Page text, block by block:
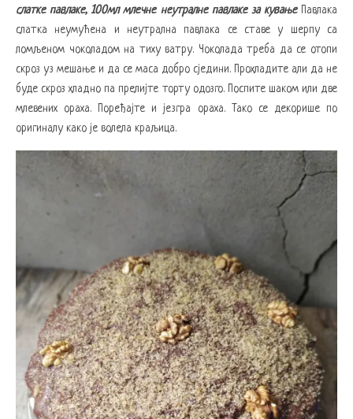
слатке павлаке, 100мл млечне неутралне павлаке за кувањеПавлака
слатка неумућена и неутрална павлака се ставе у шерпу са
ломљеном чоколадом на тиху ватру. Чоколада треба да се отопи
скроз уз мешање и да се маса добро сједини. Прохладите али да не
буде скроз хладно па прелијте торту одозго. Поспите шаком или две
млевених ораха. Поређајте и језгра ораха. Тако се декорише по
оригиналу како је волела краљица.